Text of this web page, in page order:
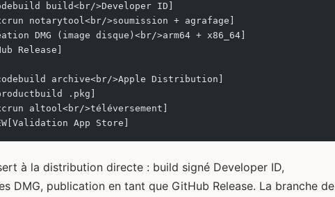
build<br/>Developer ID]
notarytool<br/>soumission + agrafage]
DMG (image disque)<br/>arm64 + x86_64]
Release]
archive<br/>Apple Distribution]
.pkg]
altool<br/>téléversement]
App Store]
à la distribution directe : build signé Developer ID,
DMG, publication en tant que GitHub Release. La branche de